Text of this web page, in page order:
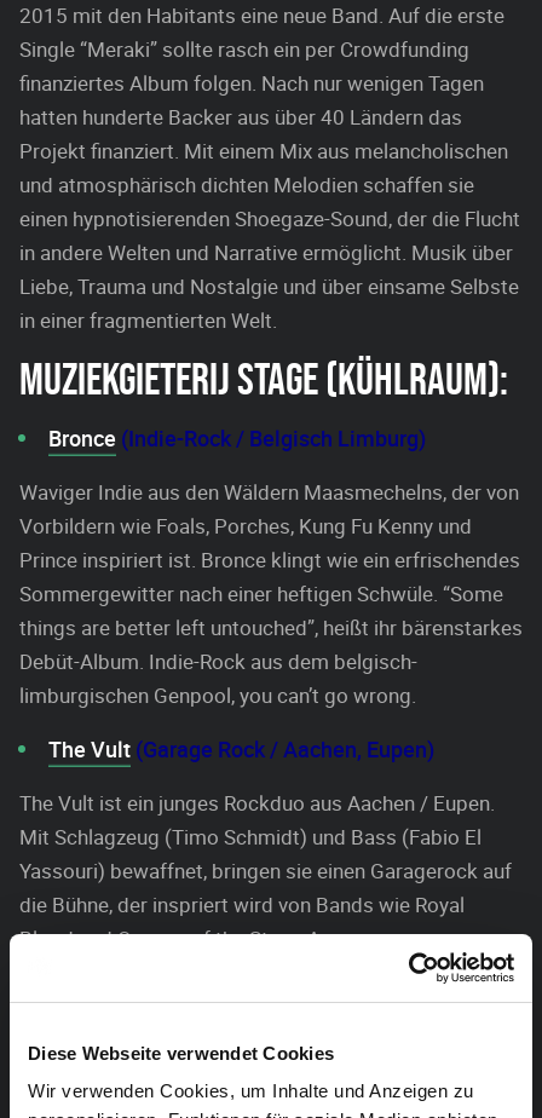
Diese Webseite verwendet Cookies
Wir verwenden Cookies, um Inhalte und Anzeigen zu
2015 mit den Habitants eine neue Band. Auf die erste
Single “Meraki” sollte rasch ein per Crowdfunding
finanziertes Album folgen. Nach nur wenigen Tagen
hatten hunderte Backer aus über 40 Ländern das
Projekt finanziert. Mit einem Mix aus melancholischen
und atmosphärisch dichten Melodien schaffen sie
einen hypnotisierenden Shoegaze-Sound, der die Flucht
in andere Welten und Narrative ermöglicht. Musik über
Liebe, Trauma und Nostalgie und über einsame Selbste
in einer fragmentierten Welt.
MUZIEKGIETERIJ STAGE (KÜHLRAUM):
Bronce (Indie-Rock / Belgisch Limburg)
Waviger Indie aus den Wäldern Maasmechelns, der von
Vorbildern wie Foals, Porches, Kung Fu Kenny und
Prince inspiriert ist. Bronce klingt wie ein erfrischendes
Sommergewitter nach einer heftigen Schwüle. “Some
things are better left untouched”, heißt ihr bärenstarkes
Debüt-Album. Indie-Rock aus dem belgisch-
limburgischen Genpool, you can’t go wrong.
The Vult (Garage Rock / Aachen, Eupen)
The Vult ist ein junges Rockduo aus Aachen / Eupen.
Mit Schlagzeug (Timo Schmidt) und Bass (Fabio El
Yassouri) bewaffnet, bringen sie einen Garagerock auf
die Bühne, der inspriert wird von Bands wie Royal
Blood und Queens of the Stone Age.
Markus Königs ist schon lange ein Kind der
elektronischen Musik.